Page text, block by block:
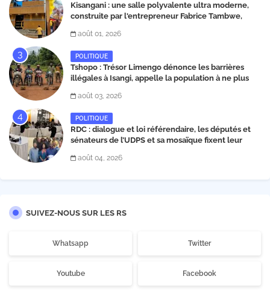
Kisangani : une salle polyvalente ultra moderne,
construite par l'entrepreneur Fabrice Tambwe,
août 01, 2026
POLITIQUE
Tshopo : Trésor Limengo dénonce les barrières
illégales à Isangi, appelle la population à ne plus
août 03, 2026
POLITIQUE
RDC : dialogue et loi référendaire, les députés et
sénateurs de l’UDPS et sa mosaïque fixent leur
Matata
août 04, 2026
SUIVEZ-NOUS SUR LES RS
Whatsapp Twitter
Youtube Facebook